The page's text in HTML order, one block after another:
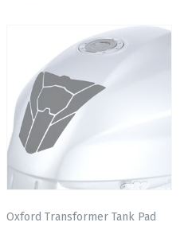
Oxford Transformer Tank Pad